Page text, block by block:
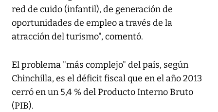
red de cuido (infantil), de generación de
oportunidades de empleo a través de la
atracción del turismo", comentó.
El problema "más complejo" del país, según
Chinchilla, es el déficit fiscal que en el año 2013
cerró en un 5,4 % del Producto Interno Bruto
(PIB).